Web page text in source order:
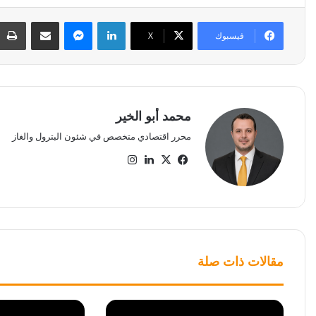
فيسبوك ‫X
لينكدإن ماسنجر مشاركة عبر البريد
محمد أبو الخير
محرر اقتصادي متخصص في شئون البترول والغاز
فيسبوك
‫X لينكدإن
مقالات ذات صلة